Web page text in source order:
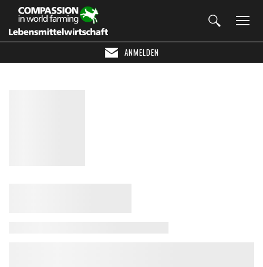
ANMELDEN